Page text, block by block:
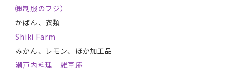
㈱制服のフジ）
かばん、衣類
Shiki Farm
みかん、レモン、ほか加工品
瀬戸内料理 雑草庵